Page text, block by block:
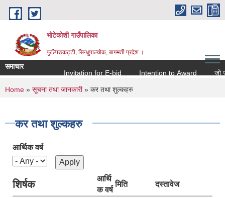
Skip to main content
भोटेकोशी गाउँपालिका
फुल्पिङकट्टी, सिन्धुपाल्चोक, बागमती प्रदेश ।
समाचार
Invitation for E-bid
Intention to Award जो जस
You are here
Home » सूचना तथा जानकारी» कर तथा शुल्कहरु
कर तथा शुल्कहरु
आर्थिक वर्ष
शिर्षक
आर्थि
क वर्ष
मिति दस्तावेज